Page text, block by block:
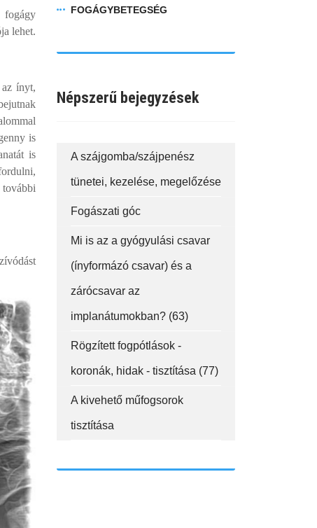
fogágy
lehet.
ínyt,
is
is
FOGÁGYBETEGSÉG
Népszerű bejegyzések
A szájgomba/szájpenész
tünetei, kezelése, megelőzése
Fogászati góc
Mi is az a gyógyulási csavar
(ínyformázó csavar) és a
zárócsavar az
implanátumokban? (63)
Rögzített fogpótlások -
koronák, hidak - tisztítása (77)
A kivehető műfogsorok
tisztítása